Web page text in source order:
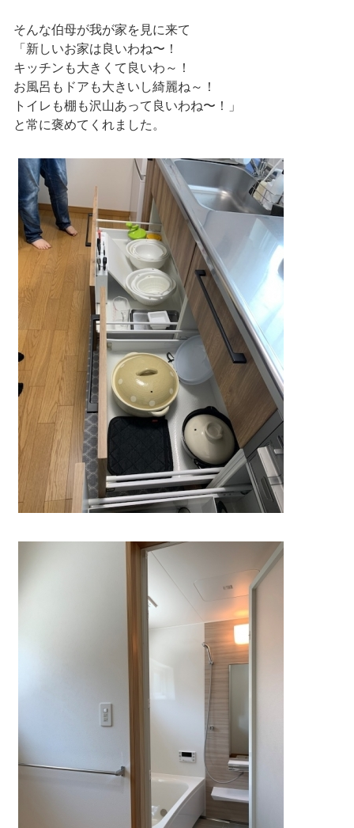
そんな伯母が我が家を見に来て
「新しいお家は良いわね〜！
キッチンも大きくて良いわ～！
お風呂もドアも大きいし綺麗ね～！
トイレも棚も沢山あって良いわね〜！」
と常に褒めてくれました。